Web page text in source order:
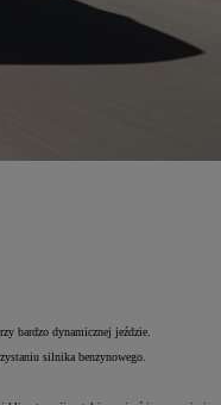
bardzo dynamicznej jeździe.
silnika benzynowego.